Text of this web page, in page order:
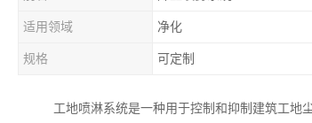
适用领域 净化
规格 可定制
工地喷淋系统是一种用于控制和抑制建筑工地